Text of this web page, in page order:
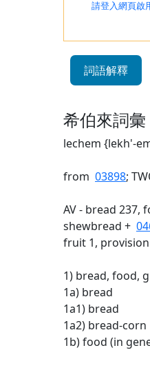
請登入網頁啟
詞語解釋
希伯來詞
lechem {lekh'-
from 03898;
AV - bread 237,
shewbread +
fruit 1, provision
1) bread, food,
1a) bread
1a1) bread
1a2) bread-corn
1b) food (in